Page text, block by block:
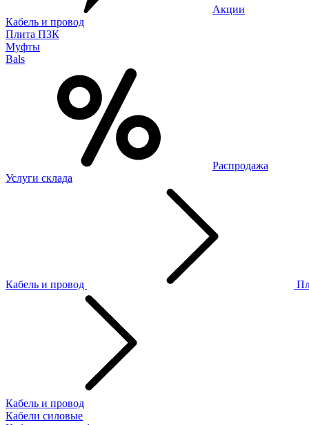
Акции
Кабель и провод
Плита ПЗК
Муфты
Bals
Распродажа
Услуги склада
Кабель и провод
Кабель и провод
Кабели силовые